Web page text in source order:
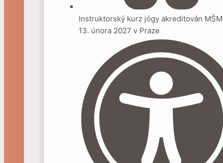
Instruktorský kurz jógy akreditován
13. února 2027 v Praze